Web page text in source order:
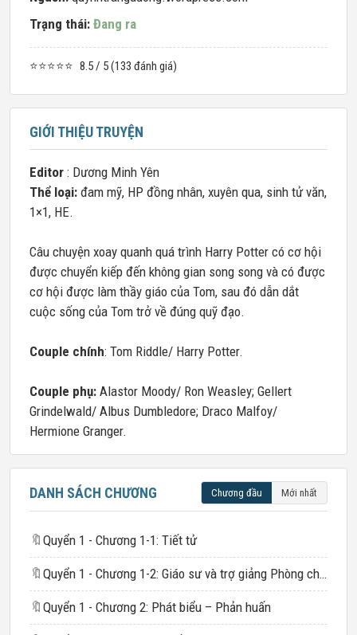
Trạng thái: Đang ra
⭐⭐⭐⭐⭐ 8.5 / 5 (133 đánh giá)
GIỚI THIỆU TRUYỆN
Editor : Dương Minh Yên
Thể loại: đam mỹ, HP đồng nhân, xuyên qua, sinh tử văn,
1×1, HE.
Câu chuyện xoay quanh quá trình Harry Potter có cơ hội
được chuyển kiếp đến không gian song song và có được
cơ hội được làm thầy giáo của Tom, sau đó dẫn dắt
cuộc sống của Tom trở về đúng quỹ đạo.
Couple chính: Tom Riddle/ Harry Potter.
Couple phụ: Alastor Moody/ Ron Weasley; Gellert
Grindelwald/ Albus Dumbledore; Draco Malfoy/
Hermione Granger.
DANH SÁCH CHƯƠNG Chương đầu Mới nhất
🔖 Quyển 1 - Chương 1-1: Tiết tử
🔖 Quyển 1 - Chương 1-2: Giáo sư và trợ giảng Phòng chống Nghệ thuật Hắc ám mới
🔖 Quyển 1 - Chương 2: Phát biểu – Phản huấn